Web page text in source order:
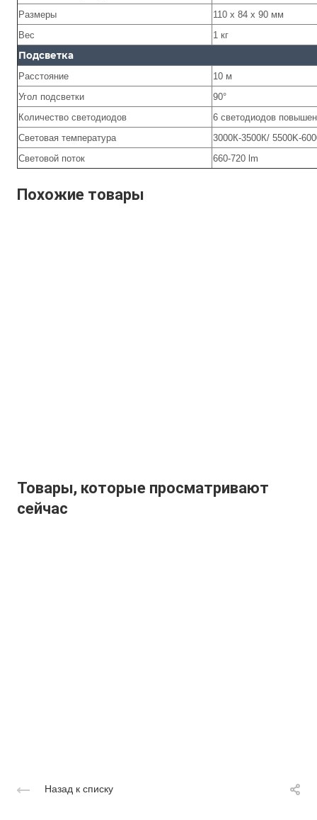
Размеры
110 х 84 х 90 мм
Вес
1 кг
Подсветка
Расстояние
10 м
Угол подсветки
90°
Количество светодиодов
6 светодиодов
Световая температура
3000К-3500К/ 5500K-
Световой поток
660-720 lm
Похожие товары
Товары, которые просматривают
сейчас
Назад к списку